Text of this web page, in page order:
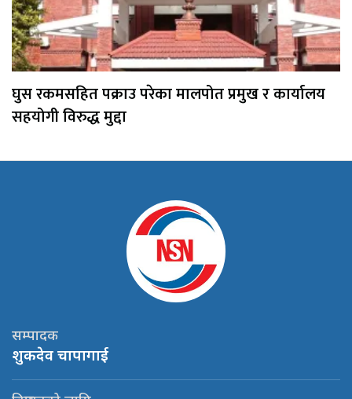
घुस रकमसहित पक्राउ परेका मालपोत प्रमुख र कार्यालय
सहयोगी विरुद्ध मुद्दा
सम्पादक
शुकदेव चापागाई